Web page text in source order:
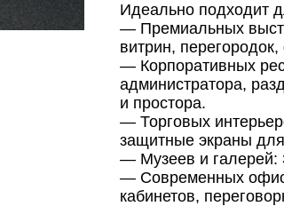
Идеально подходит
— Премиальных
витрин,
— Корпоративных
администратора,
и простора.
— Торговых
защитные экраны
— Музеев и галерей:
— Современных
кабинетов,